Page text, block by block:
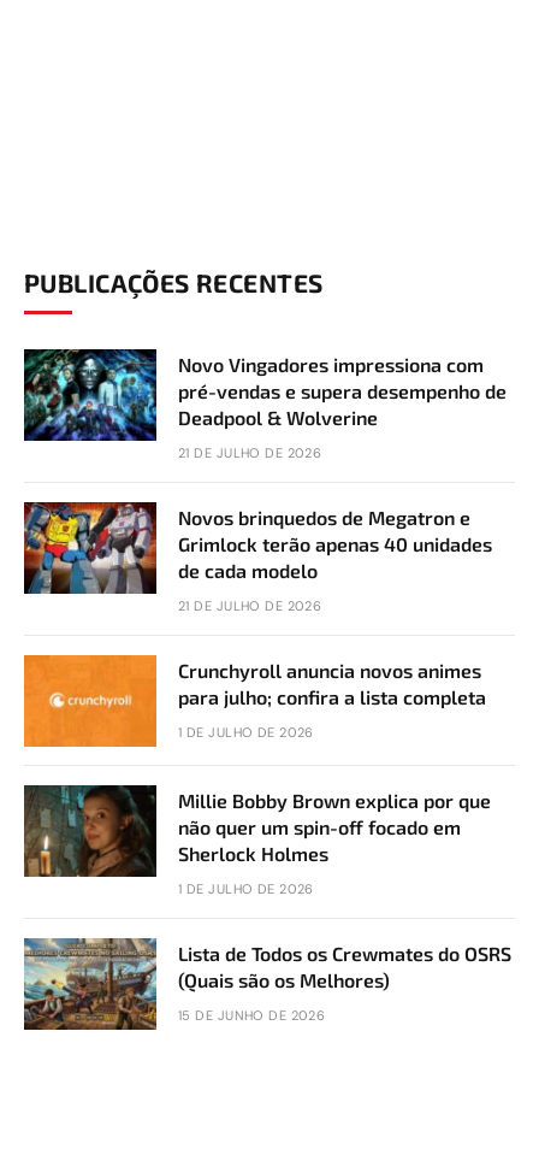
PUBLICAÇÕES RECENTES
Novo Vingadores impressiona com
pré-vendas e supera desempenho de
Deadpool & Wolverine
21 DE JULHO DE 2026
Novos brinquedos de Megatron e
Grimlock terão apenas 40 unidades
de cada modelo
21 DE JULHO DE 2026
Crunchyroll anuncia novos animes
para julho; confira a lista completa
1 DE JULHO DE 2026
Millie Bobby Brown explica por que
não quer um spin-off focado em
Sherlock Holmes
1 DE JULHO DE 2026
Lista de Todos os Crewmates do OSRS
(Quais são os Melhores)
15 DE JUNHO DE 2026